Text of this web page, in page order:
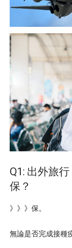
Q1: 出外旅
保？
》》》保。
無論是否完成接種